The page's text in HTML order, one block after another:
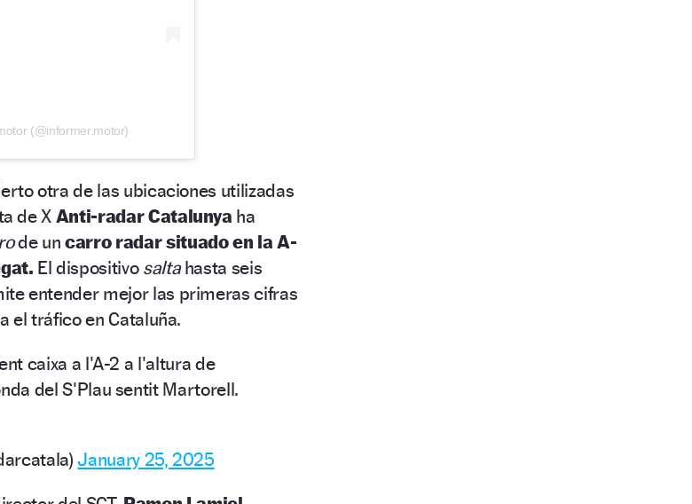
(@informer.motor)
otra de las ubicaciones utilizadas
de X Anti-radar Catalunya ha
de uncarro radar situado en la A-
El dispositivo saltahasta seis
entender mejor las primeras cifras
el tráfico en Cataluña.
caixa a l'A-2 a l'altura de
del S'Plau sentit Martorell.
January 25, 2025